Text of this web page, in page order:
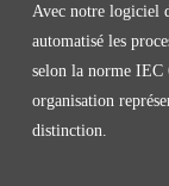
Avec notre logiciel
automatisé les
selon la norme IEC
organisation
distinction.